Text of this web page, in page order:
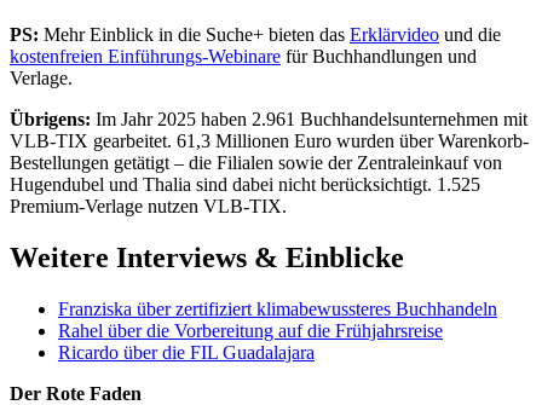
PS: Mehr Einblick in die Suche+ bieten das Erklärvideo und die
kostenfreien Einführungs-Webinare für Buchhandlungen und
Verlage.
Übrigens: Im Jahr 2025 haben 2.961 Buchhandelsunternehmen mit
VLB-TIX gearbeitet. 61,3 Millionen Euro wurden über Warenkorb-
Bestellungen getätigt – die Filialen sowie der Zentraleinkauf von
Hugendubel und Thalia sind dabei nicht berücksichtigt. 1.525
Premium-Verlage nutzen VLB-TIX.
Weitere Interviews & Einblicke
Franziska über zertifiziert klimabewussteres Buchhandeln
Rahel über die Vorbereitung auf die Frühjahrsreise
Ricardo über die FIL Guadalajara
Der Rote Faden